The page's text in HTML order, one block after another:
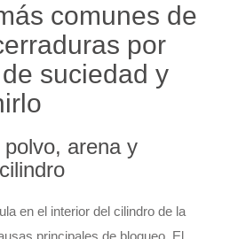
comunes de
por
suciedad y
arena y
en el interior del cilindro de la
principales de bloqueo. El